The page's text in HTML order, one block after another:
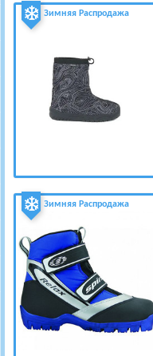
Зимняя Распродажа
Зимняя Распродажа